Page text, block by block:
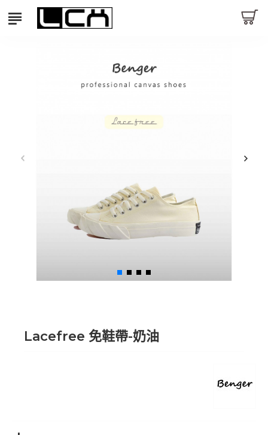
Lacefree 免鞋帶-奶油